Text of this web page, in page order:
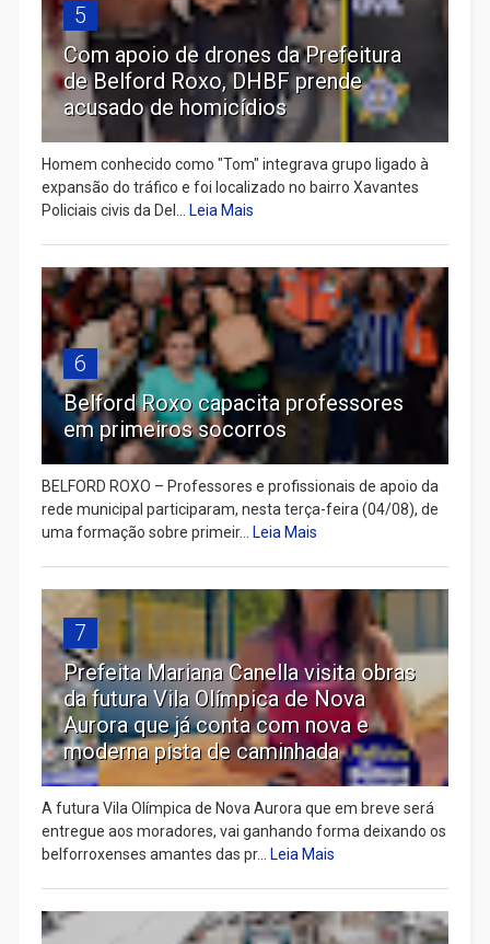
5
Com apoio de drones da Prefeitura
de Belford Roxo, DHBF prende
acusado de homicídios
Homem conhecido como "Tom" integrava grupo ligado à
expansão do tráfico e foi localizado no bairro Xavantes
Policiais civis da Del...
Leia Mais
6
Belford Roxo capacita professores
em primeiros socorros
BELFORD ROXO – Professores e profissionais de apoio da
rede municipal participaram, nesta terça-feira (04/08), de
uma formação sobre primeir...
Leia Mais
7
Prefeita Mariana Canella visita obras
da futura Vila Olímpica de Nova
Aurora que já conta com nova e
moderna pista de caminhada
A futura Vila Olímpica de Nova Aurora que em breve será
entregue aos moradores, vai ganhando forma deixando os
belforroxenses amantes das pr...
Leia Mais